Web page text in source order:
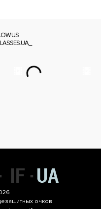
US
очков